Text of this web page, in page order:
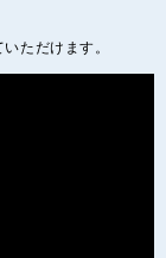
ただけます。